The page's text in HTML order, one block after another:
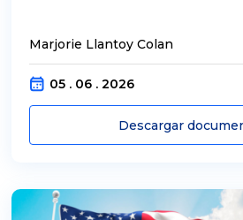
Marjorie Llantoy Colan
05 . 06 . 2026
Descargar